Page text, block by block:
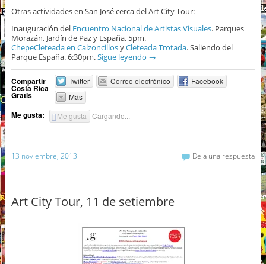
Otras actividades en San José cerca del Art City Tour:
Inauguración del Encuentro Nacional de Artistas Visuales. Parques
Morazán, Jardín de Paz y España. 5pm.
ChepeCleteada en CalzoncillosyCleteada Trotada. Saliendo del
Parque España. 6:30pm.Sigue leyendo →
Compartir
Costa Rica
Gratis
Twitter Correo electrónico
Facebook
Más
Me gusta: Me gusta Cargando...
13 noviembre, 2013 Deja una respuesta
Art City Tour, 11 de setiembre